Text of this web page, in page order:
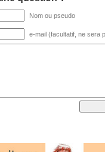
Nom ou pseudo
e-mail (facultatif, ne sera